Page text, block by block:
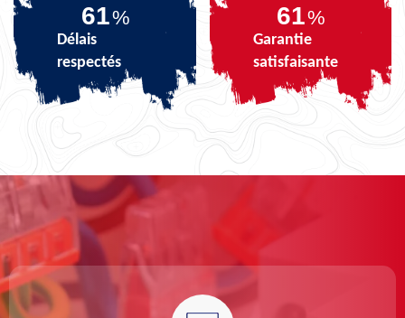
73%
Délais
respectés
73%
Garantie
satisfaisante